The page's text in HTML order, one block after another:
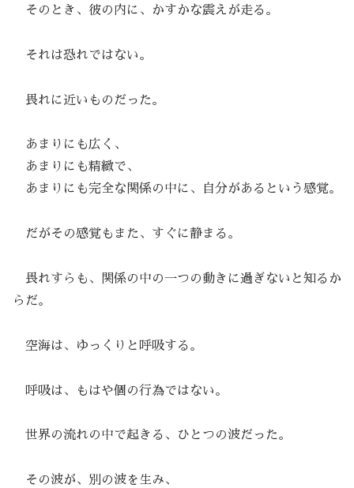
そのとき、彼の内に、かすかな震えが走る。
それは恐れではない。
畏れに近いものだった。
あまりにも広く、
あまりにも精緻で、
あまりにも完全な関係の中に、自分があるという感覚。
だがその感覚もまた、すぐに静まる。
畏れすらも、関係の中の一つの動きに過ぎないと知るか
らだ。
空海は、ゆっくりと呼吸する。
呼吸は、もはや個の行為ではない。
世界の流れの中で起きる、ひとつの波だった。
その波が、別の波を生み、